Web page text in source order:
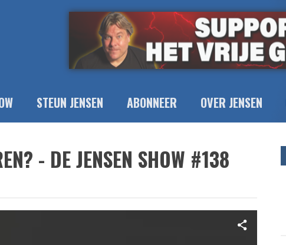
STEUN JENSEN ABONNEER OVER JENSEN
- DE JENSEN SHOW #138